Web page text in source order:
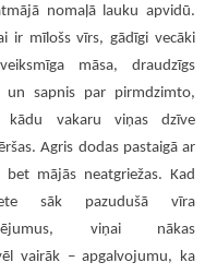
nomaļā lauku apvidū.
ir mīlošs vīrs, gādīgi vecāki
māsa, draudzīgs
un sapnis par pirmdzimto,
kādu vakaru viņas dzīve
Agris dodas pastaigā ar
bet mājās neatgriežas. Kad
sāk pazudušā vīra
viņai nākas
vairāk – apgalvojumu, ka